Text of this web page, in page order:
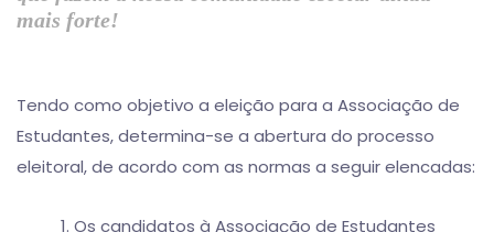
mais forte!
Tendo como objetivo a eleição para a Associação de
Estudantes, determina-se a abertura do processo
eleitoral, de acordo com as normas a seguir elencadas:
1. Os candidatos à Associação de Estudantes